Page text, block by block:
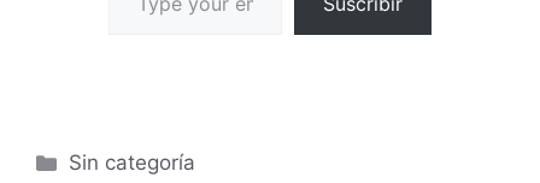
Sin categoría